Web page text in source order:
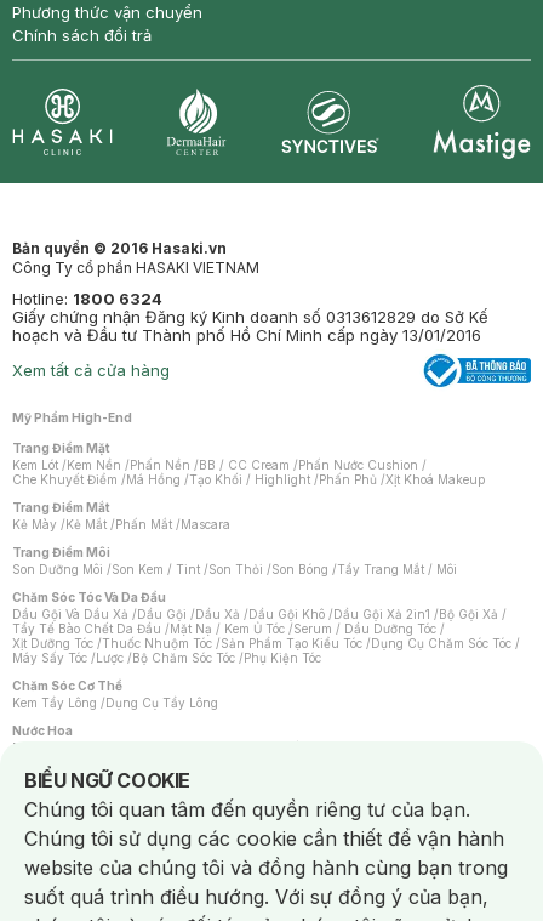
Phương thức vận chuyển
Chính sách đổi trả
Bản quyền © 2016 Hasaki.vn
Công Ty cổ phần HASAKI VIETNAM
Hotline: 1800 6324
Giấy chứng nhận Đăng ký Kinh doanh số 0313612829 do Sở Kế
hoạch và Đầu tư Thành phố Hồ Chí Minh cấp ngày 13/01/2016
Xem tất cả cửa hàng
Mỹ Phẩm High-End
Trang Điểm Mặt
Kem Lót /Kem Nền /Phấn Nền /BB / CC Cream /Phấn Nước Cushion /
Che Khuyết Điểm /Má Hồng /Tạo Khối / Highlight /Phấn Phủ /Xịt Khoá Makeup
Trang Điểm Mắt
Kẻ Mày /Kẻ Mắt /Phấn Mắt /Mascara
Trang Điểm Môi
Son Dưỡng Môi /Son Kem / Tint /Son Thỏi /Son Bóng /Tẩy Trang Mắt / Môi
Chăm Sóc Tóc Và Da Đầu
Dầu Gội Và Dầu Xả /Dầu Gội /Dầu Xả /Dầu Gội Khô /Dầu Gội Xả 2in1 /Bộ Gội Xả /
Tẩy Tế Bào Chết Da Đầu /Mặt Nạ / Kem Ủ Tóc /Serum / Dầu Dưỡng Tóc /
Xịt Dưỡng Tóc /Thuốc Nhuộm Tóc /Sản Phẩm Tạo Kiểu Tóc /Dụng Cụ Chăm Sóc Tóc /
Máy Sấy Tóc /Lược /Bộ Chăm Sóc Tóc /Phụ Kiện Tóc
Chăm Sóc Cơ Thể
Kem Tẩy Lông /Dụng Cụ Tẩy Lông
Nước Hoa
Nước Hoa Nữ
Chăm Sóc Cá Nhân
Chống Muỗi /Khẩu Trang /Máy Massage/Mặt Nạ Xông Hơi /Nước Rửa Tay/
Sản Phẩm Chăm Sóc Khác /Bàn Chải Đánh Răng /Bàn Chải Điện/
Hỗ Trợ Trắng Răng/Kem Đánh Răng /Máy Tăm Nước/ Nước Súc Miệng/
Tăm / Chỉ Nha Khoa/ Xịt Thơm Miệng / Dung Dịch Vệ Sinh/Dưỡng Vùng Kín/
Khăn Ướt Vệ Sinh Vùng Kín/Băng Vệ Sinh/Tampon/Bọt Cạo Râu /Dao Cạo Râu/
Máy Cạo Râu
Vấn Đề Về Da
BIỂU NGỮ COOKIE
Notice about cookies usage
Chúng tôi quan tâm đến quyền riêng tư của bạn.
Chúng tôi sử dụng các cookie cần thiết để vận hành
website của chúng tôi và đồng hành cùng bạn trong
suốt quá trình điều hướng. Với sự đồng ý của bạn,